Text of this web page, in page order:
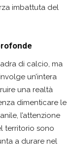
imbattuta del
di calcio, ma
un’intera
una realtà
dimenticare le
l’attenzione
territorio sono
a durare nel